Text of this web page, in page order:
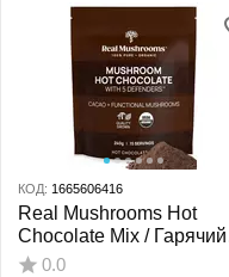
КОД: 1665606416
Real Mushrooms Hot
Chocolate Mix / Гарячий
шоколадний мікс з
0.0